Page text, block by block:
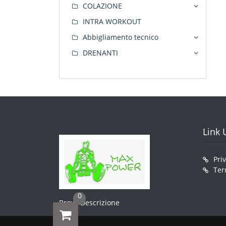
COLAZIONE
INTRA WORKOUT
Abbigliamento tecnico
DRENANTI
Breve Descrizione
Link
0